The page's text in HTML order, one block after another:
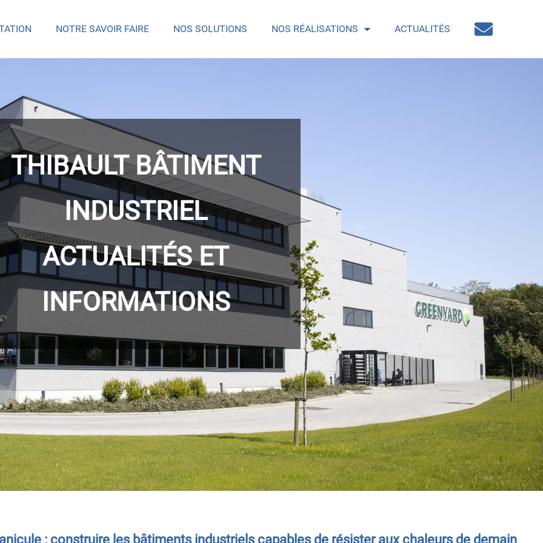
NOTRE SAVOIR FAIRE NOS SOLUTIONS NOS RÉALISATIONS ACTUALITÉS
THIBAULT BÂTIMENT
INDUSTRIEL
ACTUALITÉS ET
INFORMATIONS
: construire les bâtiments industriels capables de résister aux chaleurs de demain